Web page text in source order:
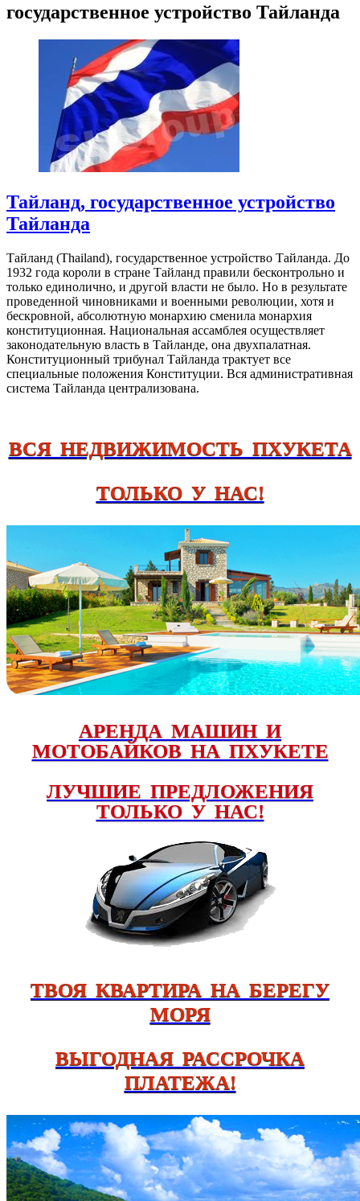
государственное устройство Тайланда
Тайланд, государственное устройство
Тайланда
Тайланд (Thailand), государственное устройство Тайланда. До
1932 года короли в стране Тайланд правили бесконтрольно и
только единолично, и другой власти не было. Но в результате
проведенной чиновниками и военными революции, хотя и
бескровной, абсолютную монархию сменила монархия
конституционная. Национальная ассамблея осуществляет
законодательную власть в Тайланде, она двухпалатная.
Конституционный трибунал Тайланда трактует все
специальные положения Конституции. Вся административная
система Тайланда централизована.
ВСЯ НЕДВИЖИМОСТЬ ПХУКЕТА
ТОЛЬКО У НАС!
АРЕНДА МАШИН И
МОТОБАЙКОВ НА ПХУКЕТЕ
ЛУЧШИЕ ПРЕДЛОЖЕНИЯ
ТОЛЬКО У НАС!
ТВОЯ КВАРТИРА НА БЕРЕГУ
МОРЯ
ВЫГОДНАЯ РАССРОЧКА
ПЛАТЕЖА!